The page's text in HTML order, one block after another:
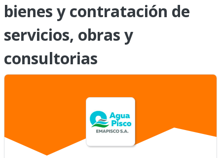
bienes y contratación de
servicios, obras y
consultorias